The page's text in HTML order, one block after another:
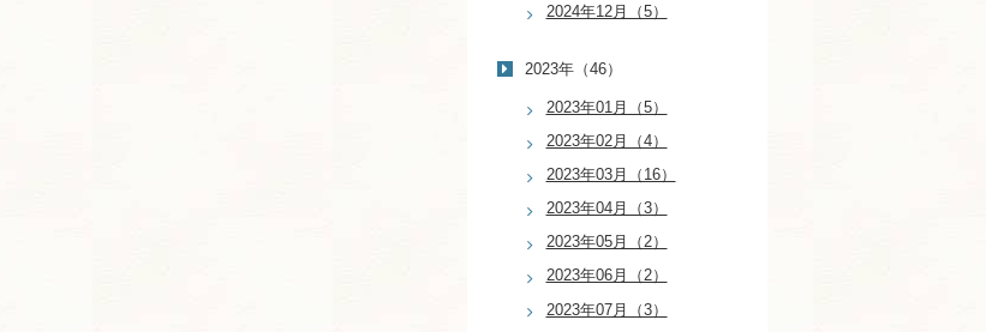
2024年12月（5）
2023年（46）
2023年01月（5）
2023年02月（4）
2023年03月（16）
2023年04月（3）
2023年05月（2）
2023年06月（2）
2023年07月（3）